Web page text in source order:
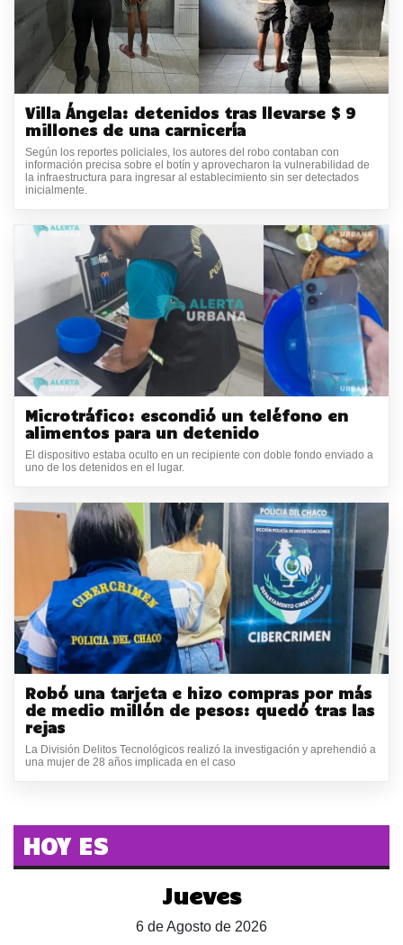
Villa Ángela: detenidos tras llevarse $ 9
millones de una carnicería
Según los reportes policiales, los autores del robo contaban con
información precisa sobre el botín y aprovecharon la vulnerabilidad de
la infraestructura para ingresar al establecimiento sin ser detectados
inicialmente.
Microtráfico: escondió un teléfono en
alimentos para un detenido
El dispositivo estaba oculto en un recipiente con doble fondo enviado a
uno de los detenidos en el lugar.
Robó una tarjeta e hizo compras por más
de medio millón de pesos: quedó tras las
rejas
La División Delitos Tecnológicos realizó la investigación y aprehendió a
una mujer de 28 años implicada en el caso
HOY ES
Jueves
6 de Agosto de 2026